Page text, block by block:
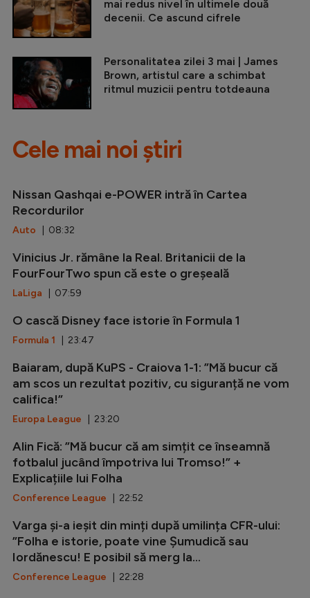
mai redus nivel în ultimele două
decenii. Ce ascund cifrele
Personalitatea zilei 3 mai | James
Brown, artistul care a schimbat
ritmul muzicii pentru totdeauna
Cele mai noi știri
Nissan Qashqai e-POWER intră în Cartea
Recordurilor
Auto | 08:32
Vinicius Jr. rămâne la Real. Britanicii de la
FourFourTwo spun că este o greșeală
LaLiga | 07:59
O cască Disney face istorie în Formula 1
Formula 1 | 23:47
Baiaram, după KuPS - Craiova 1-1: ”Mă bucur că
am scos un rezultat pozitiv, cu siguranță ne vom
califica!”
Europa League | 23:20
Alin Fică: ”Mă bucur că am simțit ce înseamnă
fotbalul jucând împotriva lui Tromso!” +
Explicațiile lui Folha
Conference League | 22:52
Varga și-a ieșit din minți după umilința CFR-ului:
”Folha e istorie, poate vine Șumudică sau
Iordănescu! E posibil să merg la...
Conference League | 22:28